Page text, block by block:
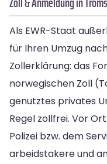
Als EWR-Staat
für Ihren Umzug
Zollerklärung: das
norwegischen Zoll
genutztes privates
Regel zollfrei. Vor
Polizei bzw. dem
arbeidstakere und